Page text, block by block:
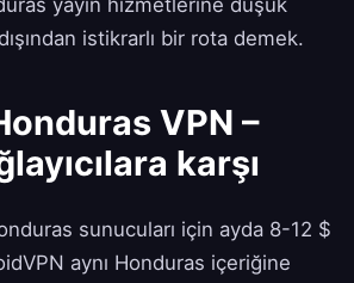
yayın hizmetlerine düşük
istikrarlı bir rota demek.
VPN –
karşı
sunucuları için ayda 8-12 $
aynı Honduras içeriğine